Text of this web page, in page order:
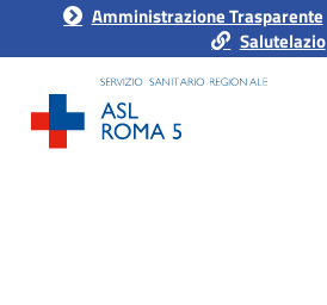
Amministrazione Trasparente
Salutelazio